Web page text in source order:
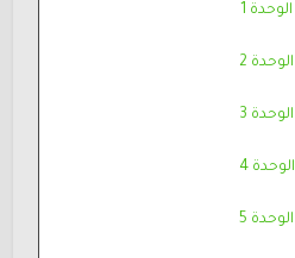
الوحدة 1
الوحدة 2
الوحدة 3
الوحدة 4
الوحدة 5